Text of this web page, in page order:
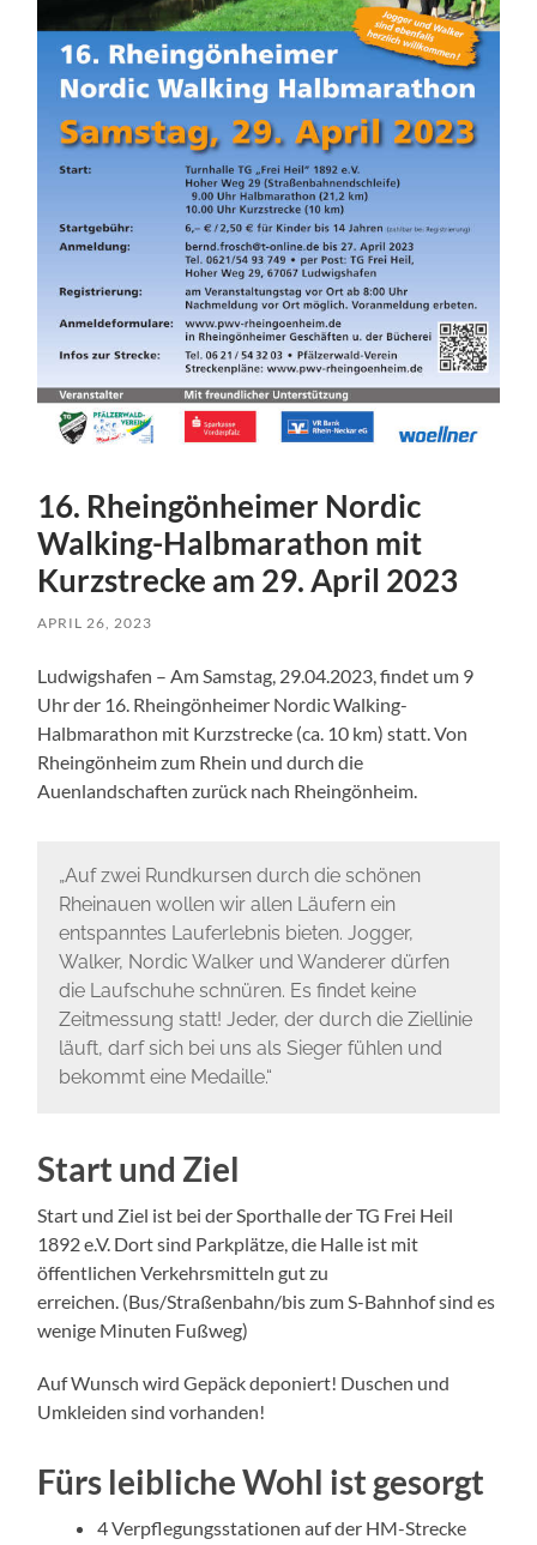
16. Rheingönheimer Nordic
Walking-Halbmarathon mit
Kurzstrecke am 29. April 2023
APRIL 26, 2023
Ludwigshafen – Am Samstag, 29.04.2023, findet um 9
Uhr der 16. Rheingönheimer Nordic Walking-
Halbmarathon mit Kurzstrecke (ca. 10 km) statt. Von
Rheingönheim zum Rhein und durch die
Auenlandschaften zurück nach Rheingönheim.
„Auf zwei Rundkursen durch die schönen
Rheinauen wollen wir allen Läufern ein
entspanntes Lauferlebnis bieten. Jogger,
Walker, Nordic Walker und Wanderer dürfen
die Laufschuhe schnüren. Es findet keine
Zeitmessung statt! Jeder, der durch die Ziellinie
läuft, darf sich bei uns als Sieger fühlen und
bekommt eine Medaille.“
Start und Ziel
Start und Ziel ist bei der Sporthalle der TG Frei Heil
1892 e.V. Dort sind Parkplätze, die Halle ist mit
öffentlichen Verkehrsmitteln gut zu
erreichen. (Bus/Straßenbahn/bis zum S-Bahnhof sind es
wenige Minuten Fußweg)
Auf Wunsch wird Gepäck deponiert! Duschen und
Umkleiden sind vorhanden!
Fürs leibliche Wohl ist gesorgt
4 Verpflegungsstationen auf der HM-Strecke